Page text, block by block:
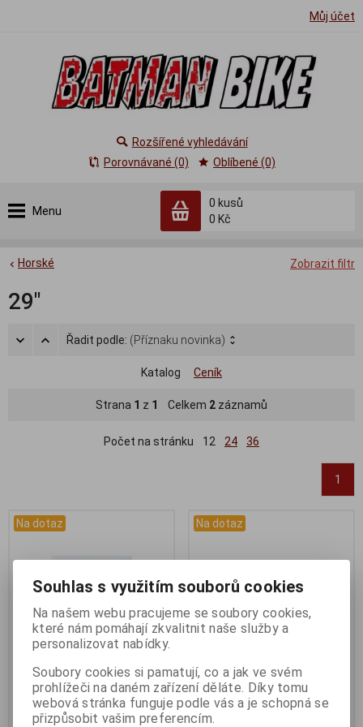
Můj účet
Menu
0 kusů
0 Kč
Rozšířené vyhledávání
Porovnávané (0)
Oblíbené (0)
Zobrazit filtr
Horské
29"
Řadit podle: (Příznaku novinka)
Katalog Ceník
Strana 1 z 1 Celkem 2 záznamů
Počet na stránku 12 24 36
1
Na dotaz
Dotaz na zboží
Katalogové číslo: DOTAZ
Záruka (měsíců):24
Na dotaz
MERIDA eBIG.NINE 475 Cool
Grey(Black)
Souhlas s využitím souborů cookies
Na našem webu pracujeme se soubory cookies,
které nám pomáhají zkvalitnit naše služby a
personalizovat nabídky.
Soubory cookies si pamatují, co a jak ve svém
prohlížeči na daném zařízení děláte. Díky tomu
webová stránka funguje podle vás a je schopná se
přizpůsobit vašim preferencím.